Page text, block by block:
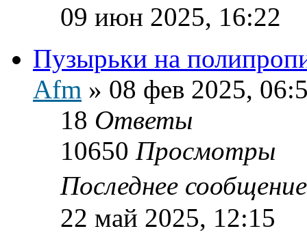
09 июн 2025, 16:22
Пузырьки на
Afm » 08 фев 2025,
18 Ответы
10650 Просмотры
Последнее
22 май 2025, 12:15